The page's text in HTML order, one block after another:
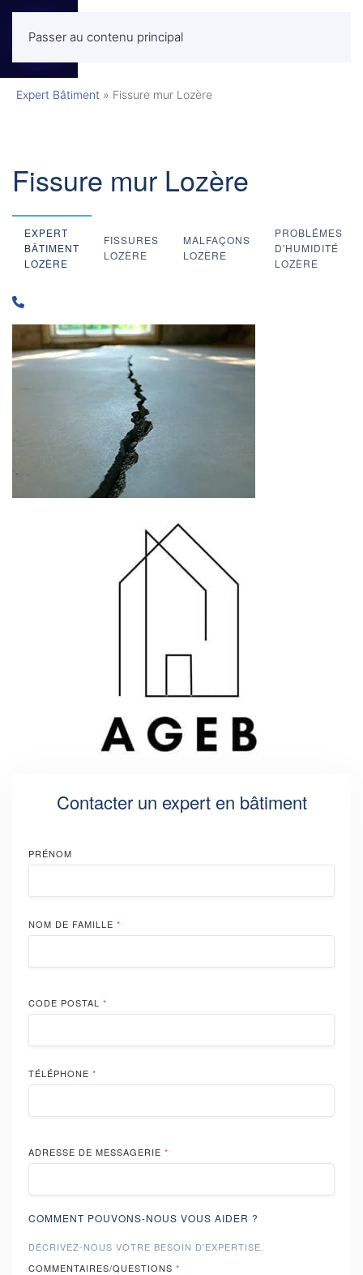
Passer au contenu principalMENU
Expert Bâtiment » Fissure mur Lozère
Fissure mur Lozère
EXPERT
BÂTIMENT
LOZÈRE
FISSURES
LOZÈRE
MALFAÇONS
LOZÈRE
PROBLÉMES
D'HUMIDITÉ
LOZÈRE
Contacter un expert en bâtiment
PRÉNOM
NOM DE FAMILLE *
CODE POSTAL *
TÉLÉPHONE *
ADRESSE DE MESSAGERIE *
COMMENT POUVONS-NOUS VOUS AIDER ?
DÉCRIVEZ-NOUS VOTRE BESOIN D'EXPERTISE.
COMMENTAIRES/QUESTIONS *